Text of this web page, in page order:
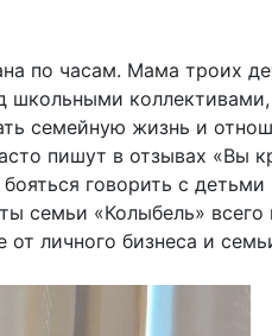
по часам. Мама троих
школьными
семейную жизнь и
пишут в отзывах «Вы
говорить с детьми
семьи «Колыбель» всего
личного бизнеса и